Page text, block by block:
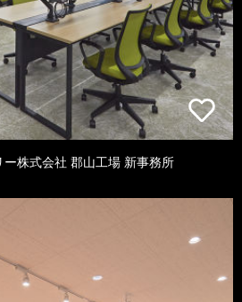
株式会社 郡山工場 新事務所